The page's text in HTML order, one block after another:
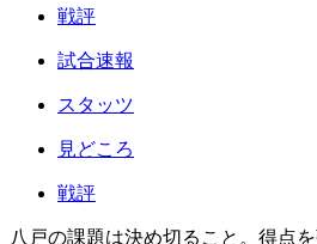
戦評
試合速報
スタッツ
見どころ
戦評
八戸の課題は決め切ること。得点